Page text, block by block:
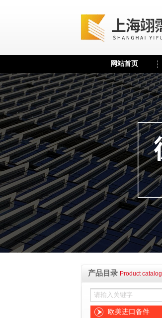
网站首页
产品目录 Product catalog
欧美进口备件